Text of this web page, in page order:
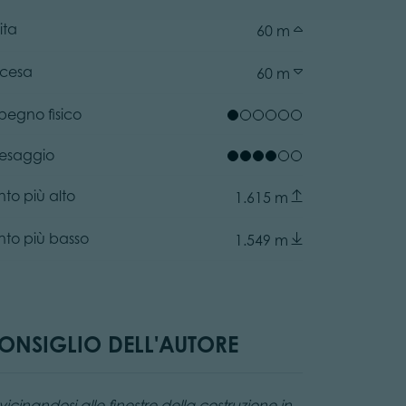
60 m
60 m
fisico
più alto 1.615 m
più basso 1.549 m
DELL'AUTORE